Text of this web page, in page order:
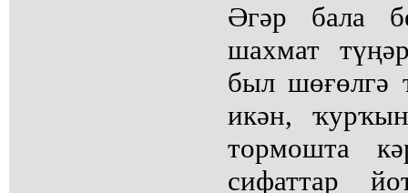
Әгәр бала
шахмат
был шөғөлгә
икән,
тормошта
сифаттар